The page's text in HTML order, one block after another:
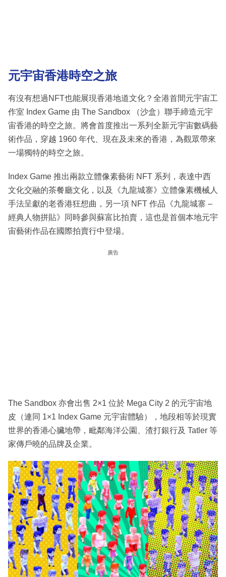
元宇宙香港時空之旅
有沒有想過NFT也能展現香港地道文化？全港⾸間元宇宙⼯
作室 Index Game 由 The Sandbox （沙盒）聯⼿締造元宇
宙香港的時空之旅。將會⾸度推出⼀系列全新元宇宙數碼藝
術作品，穿越 1960 年代、現在及未來的香港，為觀眾帶來
⼀場獨特的時空之旅。
Index Game 推出兩款立體像素藝術 NFT 系列，表達中⻄
⽂化交融的茶餐廳⽂化，以及《九⿓城寨》立體像素機械⼈
⼿法呈獻的老香港狂想曲，另⼀項 NFT 作品《九⿓城寨 –
經典⼈物拼貼》同時參與蘇富比拍賣，這也是⾸個本地元宇
宙藝術作品在國際拍賣⾏中登場。
廣告
The Sandbox 亦會出售 2×1 位於 Mega City 2 的元宇宙地
⽪（連同 1×1 Index Game 元宇宙體驗），地段相等於現實
世界的香港⼼臟地帶，毗鄰海洋公園、渣打銀⾏及 Tatler 等
家傳⼾曉的品牌及企業。